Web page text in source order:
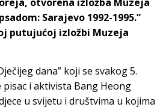
Sarajevo 1992-1995.”
putujućoj izložbi Muzeja
dana” koji se svakog 5.
pisac i aktivista Bang Heong
u svijetu i društvima u kojima